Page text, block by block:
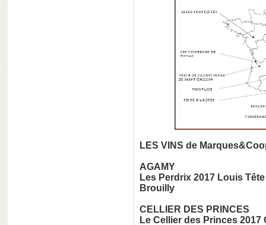
LES VINS de
AGAMY
Les Perdrix 2017 Louis
Brouilly
CELLIER DES PRINCES
Le Cellier des Princes